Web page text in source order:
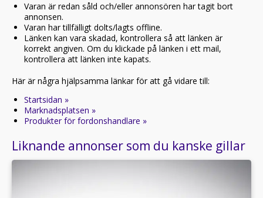
Varan är redan såld och/eller annonsören har tagit bort
annonsen.
Varan har tillfälligt dolts/lagts offline.
Länken kan vara skadad, kontrollera så att länken är
korrekt angiven. Om du klickade på länken i ett mail,
kontrollera att länken inte kapats.
Här är några hjälpsamma länkar för att gå vidare till:
Startsidan »
Marknadsplatsen »
Produkter för fordonshandlare »
Liknande annonser som du kanske gillar